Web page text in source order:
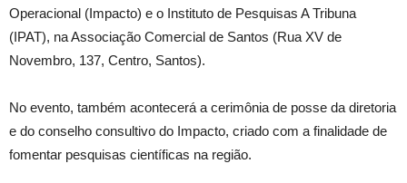
Operacional (Impacto) e o Instituto de Pesquisas A Tribuna
(IPAT), na Associação Comercial de Santos (Rua XV de
Novembro, 137, Centro, Santos).
No evento, também acontecerá a cerimônia de posse da diretoria
e do conselho consultivo do Impacto, criado com a finalidade de
fomentar pesquisas científicas na região.